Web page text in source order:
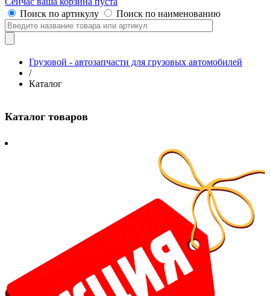
Поиск по артикулу
Поиск по наименованию
Грузовой - автозапчасти для грузовых автомобилей
/
Каталог
Каталог товаров